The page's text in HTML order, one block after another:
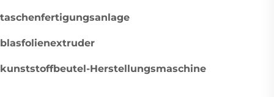
taschenfertigungsanlage
blasfolienextruder
kunststoffbeutel-Herstellungsmaschine